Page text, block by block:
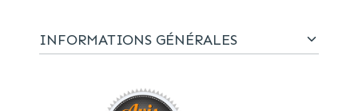
INFORMATIONS GÉNÉRALES